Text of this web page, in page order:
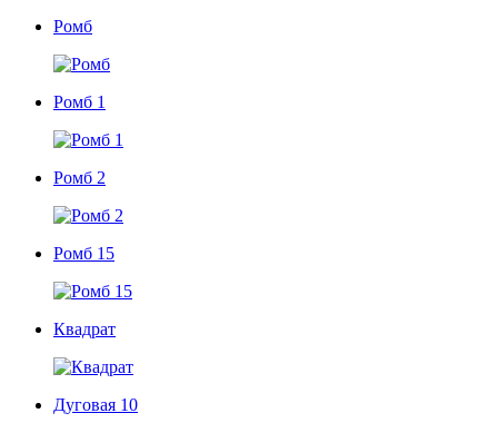
Ромб
Ромб 1
Ромб 2
Ромб 15
Квадрат
Дуговая 10